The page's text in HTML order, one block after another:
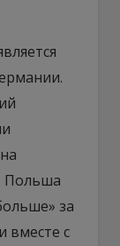
Польша
за
вместе с